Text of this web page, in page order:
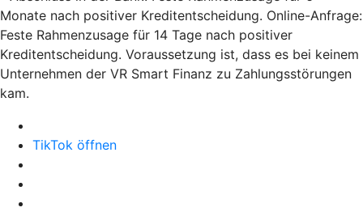
Monate nach positiver Kreditentscheidung. Online-Anfrage:
Feste Rahmenzusage für 14 Tage nach positiver
Kreditentscheidung. Voraussetzung ist, dass es bei keinem
Unternehmen der VR Smart Finanz zu Zahlungsstörungen
kam.
TikTok öffnen